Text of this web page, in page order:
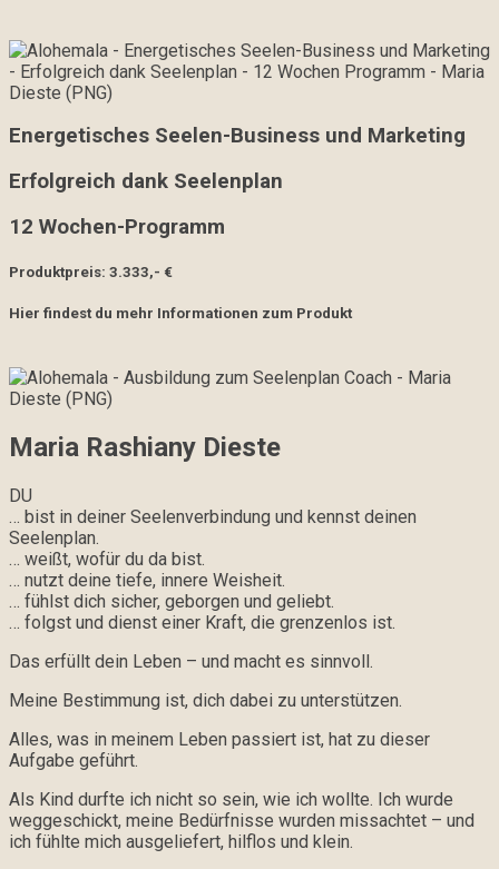
Energetisches Seelen-Business und Marketing
Erfolgreich dank Seelenplan
12 Wochen-Programm
Produktpreis: 3.333,- €
Hier findest du mehr Informationen zum Produkt
Maria Rashiany Dieste
DU
… bist in deiner Seelenverbindung und kennst deinen
Seelenplan.
… weißt, wofür du da bist.
… nutzt deine tiefe, innere Weisheit.
… fühlst dich sicher, geborgen und geliebt.
… folgst und dienst einer Kraft, die grenzenlos ist.
Das erfüllt dein Leben – und macht es sinnvoll.
Meine Bestimmung ist, dich dabei zu unterstützen.
Alles, was in meinem Leben passiert ist, hat zu dieser
Aufgabe geführt.
Als Kind durfte ich nicht so sein, wie ich wollte. Ich wurde
weggeschickt, meine Bedürfnisse wurden missachtet – und
ich fühlte mich ausgeliefert, hilflos und klein.